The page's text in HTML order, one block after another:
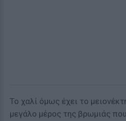
Το χαλί όμως έχει το
μεγάλο μέρος της βρωμιάς